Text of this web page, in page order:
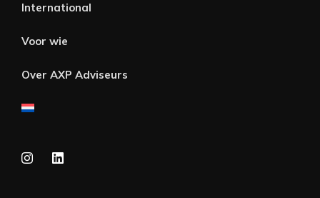
International
Voor wie
Over AXP Adviseurs